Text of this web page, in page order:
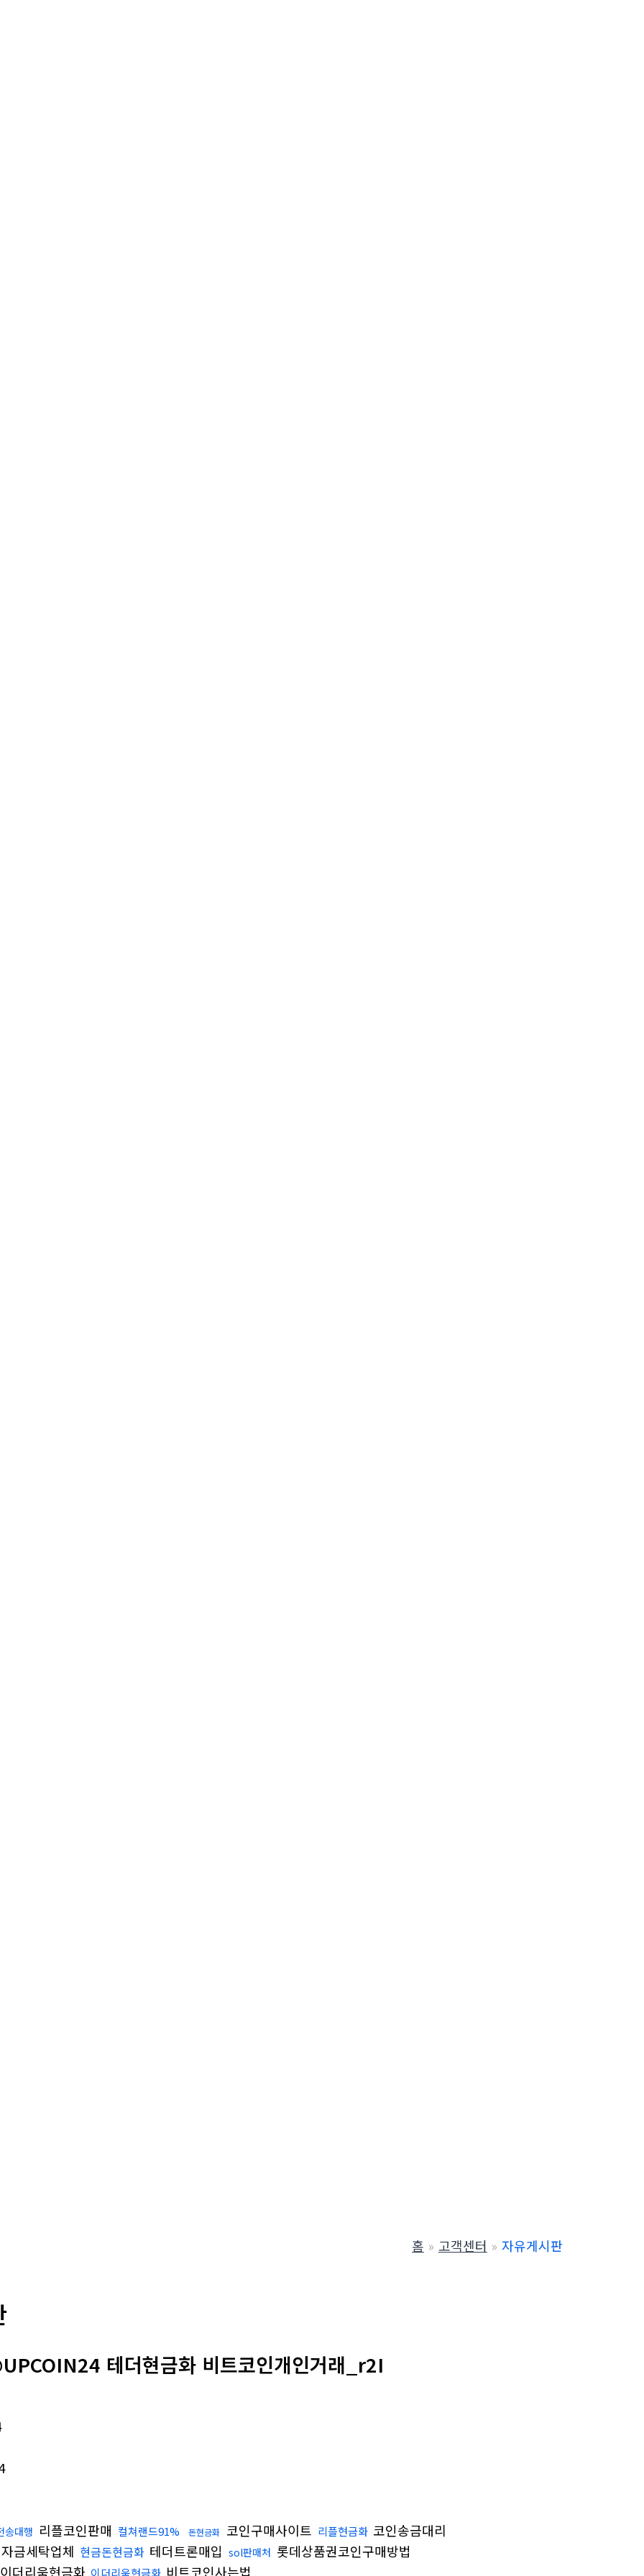
홈 고객센터 자유게시판
테더현금화 비트코인개인거래_r2I
송대행 리플코인판매 컬쳐랜드91% 돈현금화 코인구매사이트 리플현금화 코인송금대리
자금세탁업체 현금돈현금화 테더트론매입 sol판매처 롯데상품권코인구매방법
이더리움현금화 이더리움현금화 비트코인사는법